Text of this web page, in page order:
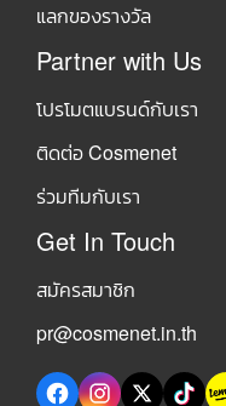
แลกของรางวัล
Partner with Us
โปรโมตแบรนด์กับเรา
ติดต่อ Cosmenet
ร่วมทีมกับเรา
Get In Touch
สมัครสมาชิก
pr@cosmenet.in.th